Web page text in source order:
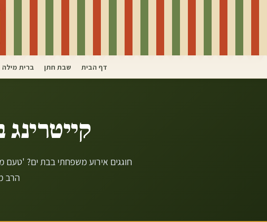
דף הבית שבת חתן ברית מילה
חוגגים אירוע משפחתי בבת ים?
הרב